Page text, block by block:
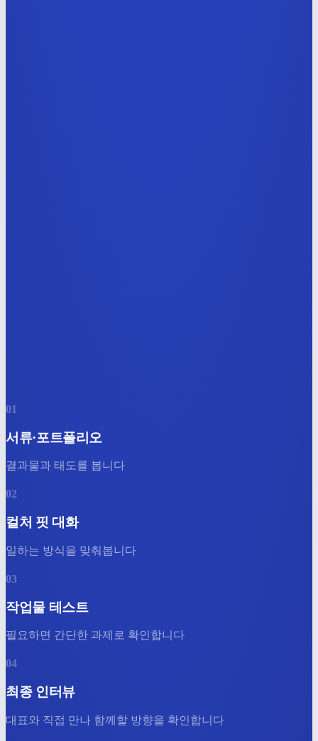
01
서류·포트폴리오
결과물과 태도를 봅니다
02
컬처 핏 대화
일하는 방식을 맞춰봅니다
03
작업물 테스트
필요하면 간단한 과제로 확인합니다
04
최종 인터뷰
대표와 직접 만나 함께할 방향을 확인합니다